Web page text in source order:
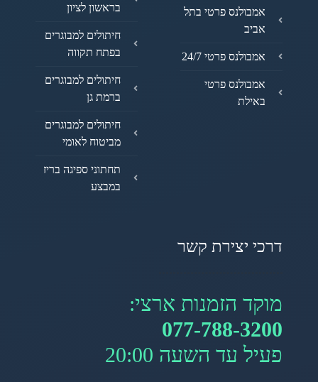
אמבולנס פרטי בתל
אביב
אמבולנס פרטי 24/7
אמבולנס פרטי
באילת
בראשון לציון
חיתולים למבוגרים
בפתח תקווה
חיתולים למבוגרים
ברמת גן
חיתולים למבוגרים
מביטוח לאומי
תחתוני ספיגה בריז
במבצע
דרכי יצירת קשר
מוקד הזמנות ארצי:
077-788-3200
פעיל עד השעה 20:00